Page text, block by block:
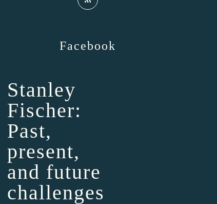
Facebook
Stanley
Fischer:
Past,
present,
and future
challenges